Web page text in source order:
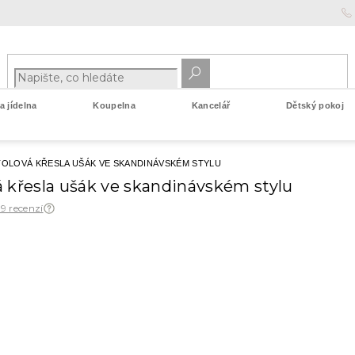
jídelna Koupelna Kancelář Dětský pokoj
KŘESLA UŠÁK VE SKANDINÁVSKÉM STYLU
křesla ušák ve skandinávském stylu
recenzí